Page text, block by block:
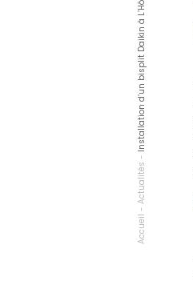
Accueil
-
Actualités
-
Installation d’un bisplit Daikin à L’Hôpital-le-Grand